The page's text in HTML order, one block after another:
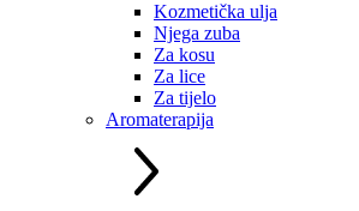
Kozmetička ulja
Njega zuba
Za kosu
Za lice
Za tijelo
Aromaterapija